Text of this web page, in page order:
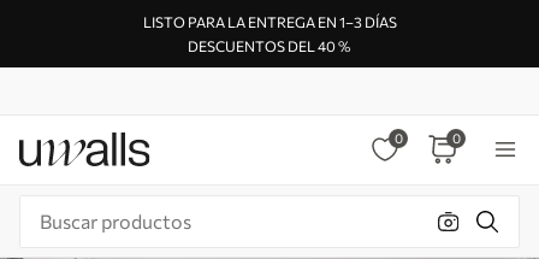
LISTO PARA LA ENTREGA EN 1–3 DÍAS
DESCUENTOS DEL 40 %
0 0